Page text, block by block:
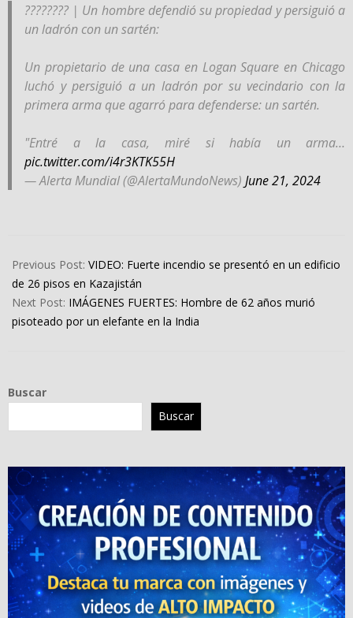
???????? | Un hombre defendió su propiedad y persiguió a
un ladrón con un sartén:
Un propietario de una casa en Logan Square en Chicago
luchó y persiguió a un ladrón por su vecindario con la
primera arma que agarró para defenderse: un sartén.
"Entré a la casa, miré si había un arma…
pic.twitter.com/i4r3KTK55H
— Alerta Mundial (@AlertaMundoNews) June 21, 2024
06-
22
Previous Post: VIDEO: Fuerte incendio se presentó en un edificio
de 26 pisos en Kazajistán
Next Post: IMÁGENES FUERTES: Hombre de 62 años murió
pisoteado por un elefante en la India
Buscar
Buscar